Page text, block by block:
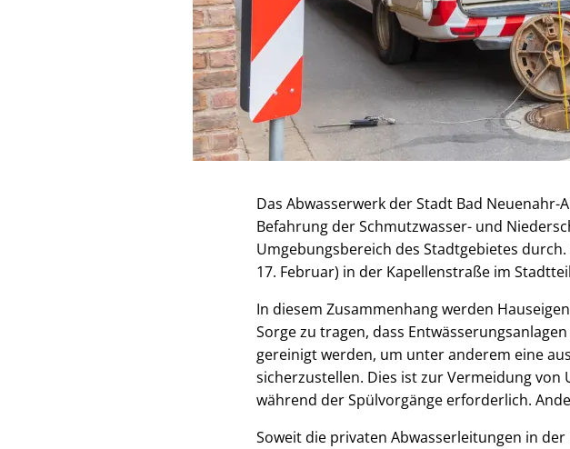
Das Abwasserwerk der Stadt Bad
Befahrung der Schmutzwasser- und
Umgebungsbereich des Stadtgebietes
17. Februar) in der Kapellenstraße im
In diesem Zusammenhang werden
Sorge zu tragen, dass
gereinigt werden, um unter anderem eine
sicherzustellen. Dies ist zur Vermeidung
während der Spülvorgänge erforderlich.
Soweit die privaten Abwasserleitungen in